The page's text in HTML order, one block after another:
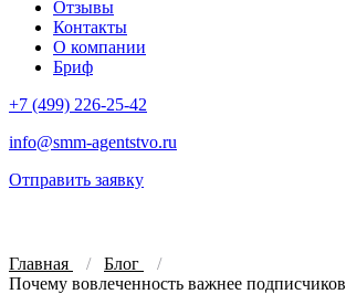
Отзывы
Контакты
О компании
Бриф
+7 (499) 226-25-42
info@smm-agentstvo.ru
Отправить заявку
Главная
Блог
Почему вовлеченность важнее подписчиков